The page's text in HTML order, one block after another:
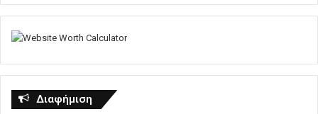
Διαφήμιση